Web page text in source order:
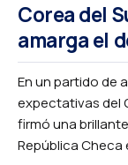
Corea del
amarga el
En un partido de
expectativas del
firmó una
República Checa